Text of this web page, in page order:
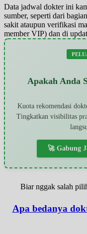
Data jadwal dokter ini
sumber, seperti dari
sakit ataupun verifikasi
member VIP) dan di
Apakah Anda
Kuota rekomendasi
Tingkatkan visibilitas
🚀 Gabung
Biar nggak salah
Apa bedanya